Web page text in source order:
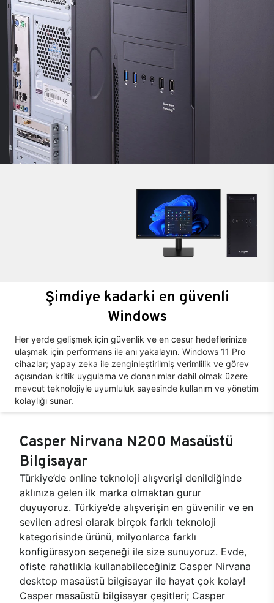
Şimdiye kadarki en güvenli
Windows
Her yerde gelişmek için güvenlik ve en cesur hedeflerinize
ulaşmak için performans ile anı yakalayın. Windows 11 Pro
cihazlar; yapay zeka ile zenginleştirilmiş verimlilik ve görev
açısından kritik uygulama ve donanımlar dahil olmak üzere
mevcut teknolojiyle uyumluluk sayesinde kullanım ve yönetim
kolaylığı sunar.
Casper Nirvana N200 Masaüstü
Bilgisayar
Türkiye’de online teknoloji alışverişi denildiğinde
aklınıza gelen ilk marka olmaktan gurur
duyuyoruz. Türkiye’de alışverişin en güvenilir ve en
sevilen adresi olarak birçok farklı teknoloji
kategorisinde ürünü, milyonlarca farklı
konfigürasyon seçeneği ile size sunuyoruz. Evde,
ofiste rahatlıkla kullanabileceğiniz Casper Nirvana
desktop masaüstü bilgisayar ile hayat çok kolay!
Casper masaüstü bilgisayar çeşitleri; Casper